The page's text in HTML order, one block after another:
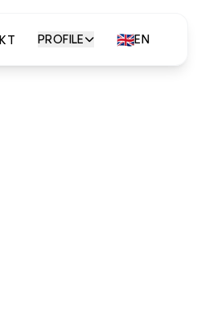
PROFILE 🇬🇧EN